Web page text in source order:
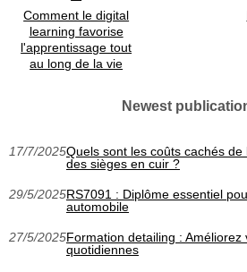
Comment le digital
learning favorise
l'apprentissage tout
au long de la vie
Newest
17/7/2025Quels sont les coûts cachés de
des sièges en cuir ?
29/5/2025RS7091 : Diplôme essentiel
automobile
27/5/2025Formation detailing : Améliorez
quotidiennes